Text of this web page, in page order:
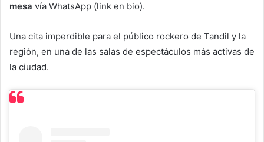
mesa vía WhatsApp (link en bio).
Una cita imperdible para el público rockero de Tandil y la
región, en una de las salas de espectáculos más activas de
la ciudad.